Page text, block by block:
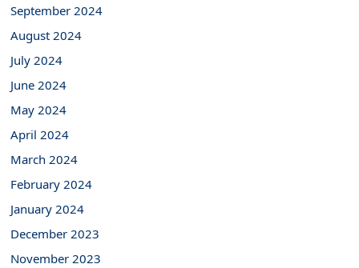
September 2024
August 2024
July 2024
June 2024
May 2024
April 2024
March 2024
February 2024
January 2024
December 2023
November 2023